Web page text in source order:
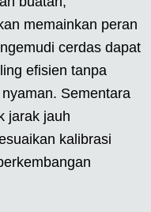
memainkan peran
cerdas dapat
efisien tanpa
Sementara
jarak jauh
kalibrasi